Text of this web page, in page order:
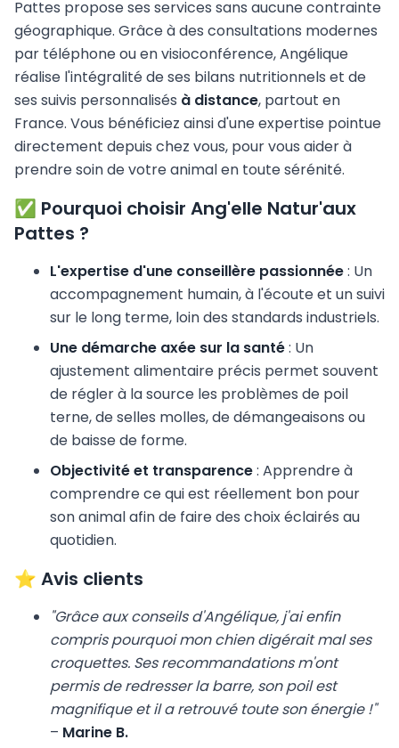
Pattes propose ses services sans aucune contrainte
géographique. Grâce à des consultations modernes
par téléphone ou en visioconférence, Angélique
réalise l'intégralité de ses bilans nutritionnels et de
ses suivis personnalisés à distance, partout en
France. Vous bénéficiez ainsi d'une expertise pointue
directement depuis chez vous, pour vous aider à
prendre soin de votre animal en toute sérénité.
✅ Pourquoi choisir Ang'elle Natur'aux
Pattes ?
L'expertise d'une conseillère passionnée: Un
accompagnement humain, à l'écoute et un suivi
sur le long terme, loin des standards industriels.
Une démarche axée sur la santé: Un
ajustement alimentaire précis permet souvent
de régler à la source les problèmes de poil
terne, de selles molles, de démangeaisons ou
de baisse de forme.
Objectivité et transparence: Apprendre à
comprendre ce qui est réellement bon pour
son animal afin de faire des choix éclairés au
quotidien.
⭐ Avis clients
"Grâce aux conseils d'Angélique, j'ai enfin
compris pourquoi mon chien digérait mal ses
croquettes. Ses recommandations m'ont
permis de redresser la barre, son poil est
magnifique et il a retrouvé toute son énergie !"
– Marine B.